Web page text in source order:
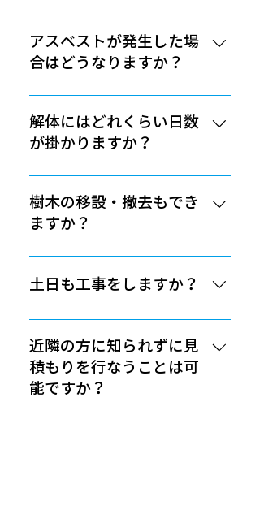
挙げられます。地中埋設物に関し
ましても勝手に処分するようなこ
そのうえで処分に関してや費用に
関する相談をさせていただきま
客様ご自身での事前の解約・停止
をお願いしておりますが、どうし
ても代わりにやってほしいという
場合には、申請費用やメーターの
撤去費用など、追加で費用が発生
いたしますので、ご理解くださ
い。
建物を解体したら、法務局への滅
失登記申請が必要になります。工
事完了後には弊社より取り壊し証
滅失登記申請を行わないと、固定
資産税が発生してしまいます。遠
方の方やご自身での申請が難しい
方には、当社で代行させていただ
くことも可能ですが、別途で費用
が発生するため、最寄の土地家屋
調査士事務所または司法書士事務
所へご依頼していただくことを強
くお勧めしております。
アスベストが発生した場
合はどうなりますか？
当社では現地調査の際にアスベス
トが発生する箇所を念入りにチェ
ックして、工事中・完了後に追加
しています。万が一、アスベスト
が発生した場合は、対策法に基づ
き作業を行うことで、お客様や近
解体にはどれくらい日数
が掛かりますか？
解体工事の期間としては1～３週
間が目安ですが、事前申請の期間
も踏まえ、早めに相談していただ
物の面積が80㎡以上（目安坪数25
坪以上）の場合は、工事1週間前
必要になります。この届け出や手
続きなどは弊社で代行することも
可能ですので、気軽にご相談して
ください。
樹木の移設・撤去もでき
ますか？
もちろん可能です。解体の際に
は、建物だけでなく塀やフェンス
ご依頼される方も多くいらっしゃ
いますが、そのご要望はお客様に
よって様々です。 例えば、樹木を
根元から抜く場合もあれば、ただ
切るだけで良いという方もいらっ
土日も工事をしますか？
日曜や祝日に関しては近隣の方の
生活を考慮して休業とさせていた
だいています。ですが、お客様の
ご要望で短工期であったり引渡し
近隣の方に知られずに見
積もりを行なうことは可
能ですか？